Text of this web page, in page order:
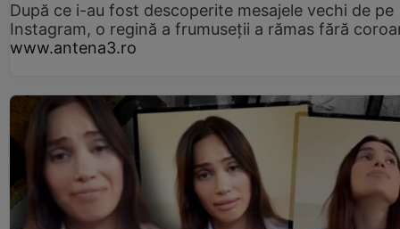
După ce i-au fost descoperite mesajele vechi de pe
Instagram, o regină a frumuseții a rămas fără
www.antena3.ro